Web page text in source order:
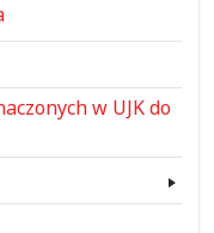
w UJK do